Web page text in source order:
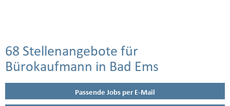
68 Stellenangebote für
Bürokaufmann in Bad Ems
Passende Jobs per E-Mail